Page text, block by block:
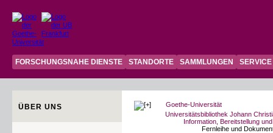
FORSCHUNGSNAHE DIENSTE STANDORTE SAMMLUNGEN SERVICE
ÜBER UNS
Goethe-Universität
Universitätsbibliothek Johann
Information, Bereitstellung
Fernleihe und